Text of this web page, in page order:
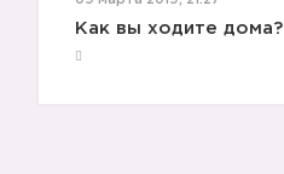
Как вы ходите дома?